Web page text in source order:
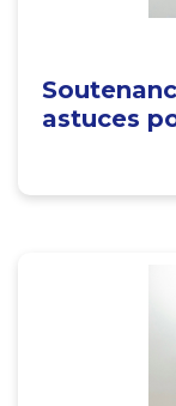
astuces